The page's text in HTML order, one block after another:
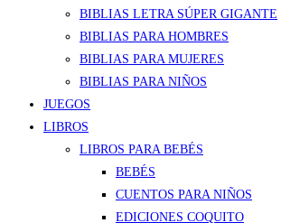
BIBLIAS LETRA SÚPER GIGANTE
BIBLIAS PARA HOMBRES
BIBLIAS PARA MUJERES
BIBLIAS PARA NIÑOS
JUEGOS
LIBROS
LIBROS PARA BEBÉS
BEBÉS
CUENTOS PARA NIÑOS
EDICIONES COQUITO